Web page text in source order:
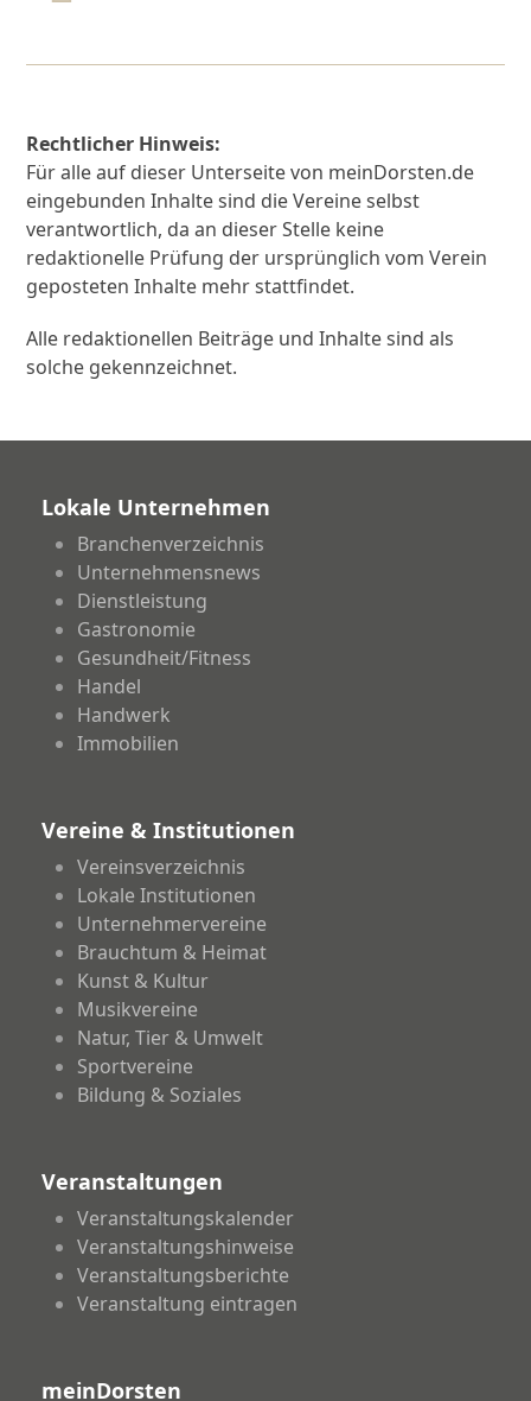
Rechtlicher Hinweis:
Für alle auf dieser Unterseite von meinDorsten.de
eingebunden Inhalte sind die Vereine selbst
verantwortlich, da an dieser Stelle keine
redaktionelle Prüfung der ursprünglich vom Verein
geposteten Inhalte mehr stattfindet.
Alle redaktionellen Beiträge und Inhalte sind als
solche gekennzeichnet.
Lokale Unternehmen
Branchenverzeichnis
Unternehmensnews
Dienstleistung
Gastronomie
Gesundheit/Fitness
Handel
Handwerk
Immobilien
Vereine & Institutionen
Vereinsverzeichnis
Lokale Institutionen
Unternehmervereine
Brauchtum & Heimat
Kunst & Kultur
Musikvereine
Natur, Tier & Umwelt
Sportvereine
Bildung & Soziales
Veranstaltungen
Veranstaltungskalender
Veranstaltungshinweise
Veranstaltungsberichte
Veranstaltung eintragen
meinDorsten